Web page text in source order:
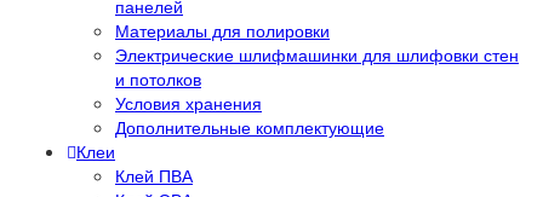
панелей
Материалы для полировки
Электрические шлифмашинки для шлифовки стен
и потолков
Условия хранения
Дополнительные комплектующие
Клеи
Клей ПВА